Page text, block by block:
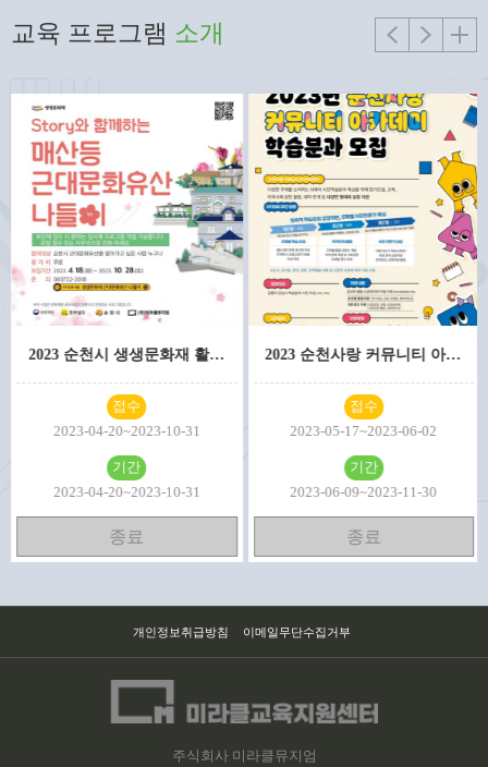
교육 프로그램 소개
2023 순천시 생생문화재 활용사업
접수
2023-04-20~2023-10-31
기간
2023-04-20~2023-10-31
종료
2023 순천사랑 커뮤니티 아카데미
접수
2023-05-17~2023-06-02
기간
2023-06-09~2023-11-30
종료
개인정보취급방침 이메일무단수집거부
주식회사 미라클뮤지엄